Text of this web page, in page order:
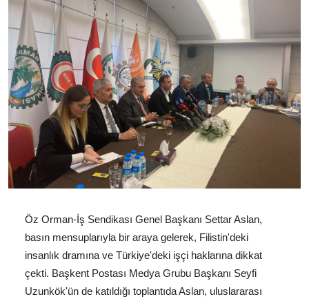
Öz Orman-İş Sendikası Genel Başkanı Settar Aslan,
basın mensuplarıyla bir araya gelerek, Filistin'deki
insanlık dramına ve Türkiye'deki işçi haklarına dikkat
çekti. Başkent Postası Medya Grubu Başkanı Seyfi
Uzunkök'ün de katıldığı toplantıda Aslan, uluslararası